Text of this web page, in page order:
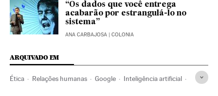
“Os dados que você entrega
acabarão por estrangulá-lo no
sistema”
ANA CARBAJOSA | COLONIA
ARQUIVADO EM
Ética Relações humanas Google Inteligência artificial